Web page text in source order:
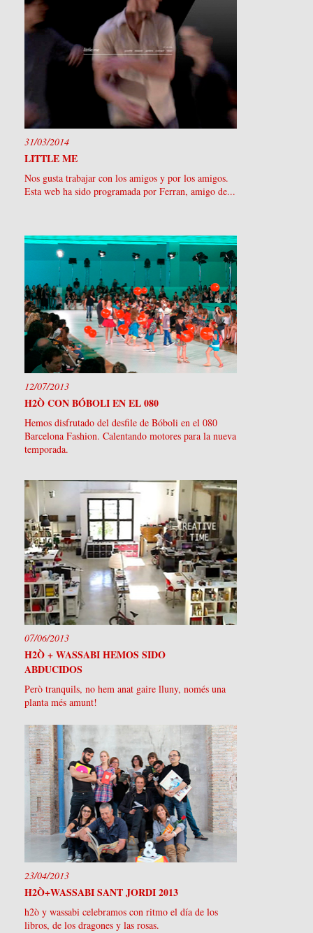
31/03/2014
LITTLE ME
Nos gusta trabajar con los amigos y por los amigos.
Esta web ha sido programada por Ferran, amigo de...
12/07/2013
H2Ò CON BÓBOLI EN EL 080
Hemos disfrutado del desfile de Bóboli en el 080
Barcelona Fashion. Calentando motores para la nueva
temporada.
07/06/2013
H2Ò + WASSABI HEMOS SIDO
ABDUCIDOS
Però tranquils, no hem anat gaire lluny, només una
planta més amunt!
23/04/2013
H2Ò+WASSABI SANT JORDI 2013
h2ò y wassabi celebramos con ritmo el día de los
libros, de los dragones y las rosas.